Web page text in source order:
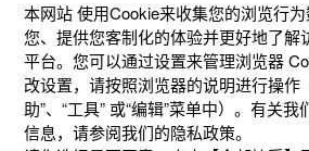
资讯
社交媒体
本网站 使⽤Cookie来收集您的浏览⾏
您、提供您客制化的体验并更好地了解
平台。您可以通过设置来管理浏览器
改设置，请按照浏览器的说明进⾏操作
助”、“⼯具” 或“编辑”菜单中）。有关
信息，请参阅我们的隐私政策。